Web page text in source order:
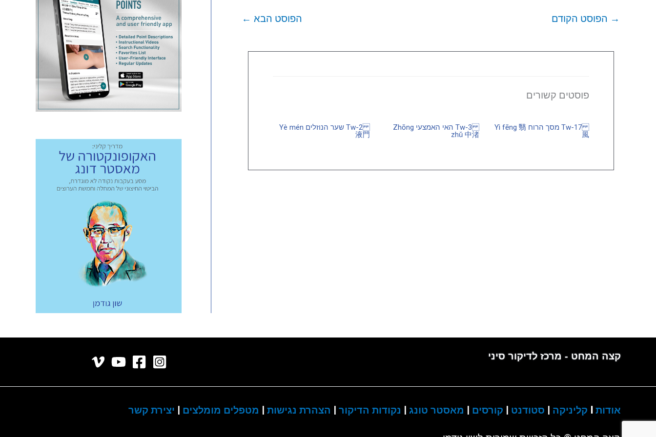
→ הפוסט הקודם הפוסט הבא ←
פוסטים קשורים
Tw-17 מסך הרוח Yì fēng 翳
風
Tw-3 האי האמצעי Zhōng
zhǔ 中渚
Tw-2 שער הנוזלים Yè mén
液門
קצה המחט - מרכז לדיקור סיני
אודות קליניקה סטודנט קורסים מאסטר טונג נקודות הדיקור הצהרת נגישות מטפלים מומלצים יצירת קשר